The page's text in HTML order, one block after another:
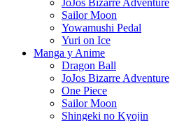
JoJos Bizarre Adventure
Sailor Moon
Yowamushi Pedal
Yuri on Ice
Manga y Anime
Dragon Ball
JoJos Bizarre Adventure
One Piece
Sailor Moon
Shingeki no Kyojin